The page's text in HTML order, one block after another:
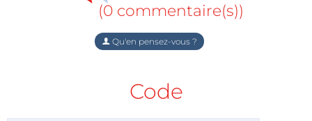
(0 commentaire(s))
Qu'en pensez-vous ?
Code